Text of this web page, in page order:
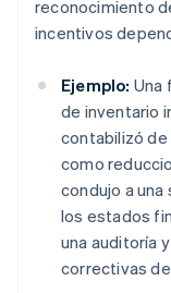
reconocimiento
incentivos
Ejemplo: Una
de inventario
contabilizó de
como
condujo a
los estados
una auditoría
correctivas